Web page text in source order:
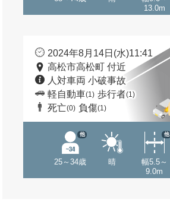
13.0m
2024年8月14日(水)11:41
高松市高松町 付近
人対車両 小破事故
軽自動車(1) 歩行者(1)
死亡(0) 負傷(1)
25～34歳
他
晴
幅5.5～
9.0m
他